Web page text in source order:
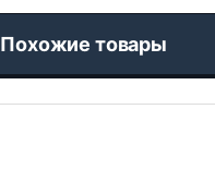
Похожие товары